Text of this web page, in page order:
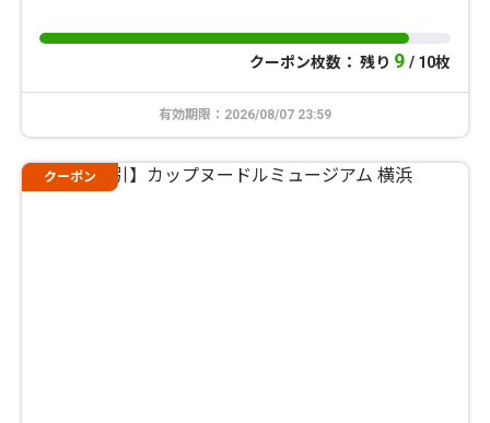
クーポン枚数： 残り 9 / 10枚
有効期限：2026/08/07 23:59
クーポン